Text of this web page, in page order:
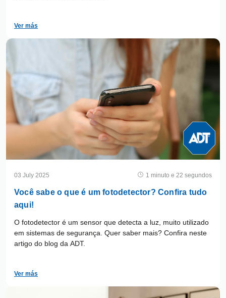
Ver más
03 July 2025 1 minuto e 22 segundos
Você sabe o que é um fotodetector? Confira tudo
aqui!
O fotodetector é um sensor que detecta a luz, muito utilizado
em sistemas de segurança. Quer saber mais? Confira neste
artigo do blog da ADT.
Ver más